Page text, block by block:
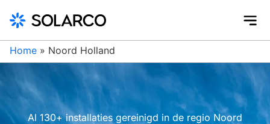
Home » Noord Holland
Al 130+ installaties gereinigd in de regio Noord